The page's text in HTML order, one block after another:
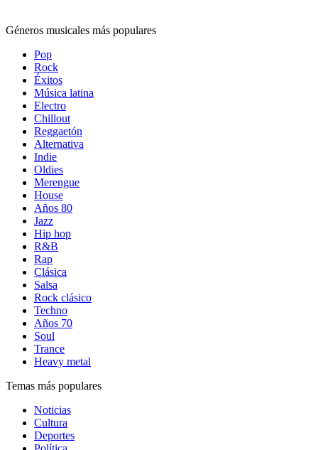
Géneros musicales más populares
Pop
Rock
Éxitos
Música latina
Electro
Chillout
Reggaetón
Alternativa
Indie
Oldies
Merengue
House
Años 80
Jazz
Hip hop
R&B
Rap
Clásica
Salsa
Rock clásico
Techno
Años 70
Soul
Trance
Heavy metal
Temas más populares
Noticias
Cultura
Deportes